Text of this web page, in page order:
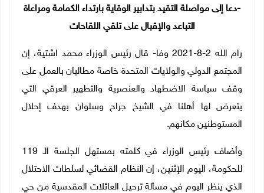
-دعا إلى مواصلة التقيد بتدابير الوقاية بارتداء الكمامة ومراعاة
التباعد والإقبال على تلقي اللقاحات
رام الله 2-8-2021 وفا- قال رئيس الوزراء محمد اشتية، إن
المجتمع الدولي والولايات المتحدة خاصة مطالبان بالعمل على
وقف سياسة الاضطهاد والعنصرية والتطهير العرقي التي
يتعرض لها أهلنا في الشيخ جراح وسلوان بهدف إحلال
المستوطنين مكانهم.
وأضاف رئيس الوزراء في كلمته بمستهل الجلسة الـ 119
للحكومة، اليوم الإثنين، إن النظام القضائي لسلطات الاحتلال
الذي ينظر اليوم في مسألة ترحيل العائلات المقدسية من حي